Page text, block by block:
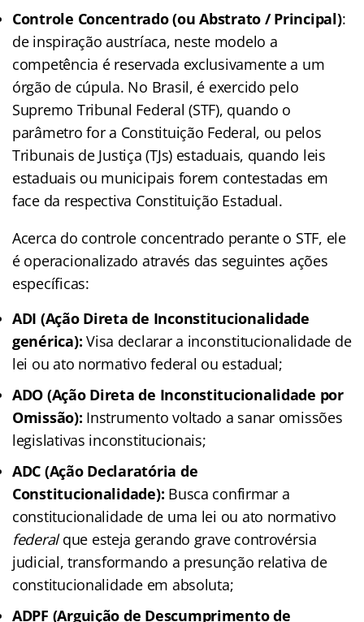
Controle Concentrado (ou Abstrato / Principal):
de inspiração austríaca, neste modelo a
competência é reservada exclusivamente a um
órgão de cúpula. No Brasil, é exercido pelo
Supremo Tribunal Federal (STF), quando o
parâmetro for a Constituição Federal, ou pelos
Tribunais de Justiça (TJs) estaduais, quando leis
estaduais ou municipais forem contestadas em
face da respectiva Constituição Estadual.
Acerca do controle concentrado perante o STF, ele
é operacionalizado através das seguintes ações
específicas:
ADI (Ação Direta de Inconstitucionalidade
genérica): Visa declarar a inconstitucionalidade de
lei ou ato normativo federal ou estadual;
ADO (Ação Direta de Inconstitucionalidade por
Omissão): Instrumento voltado a sanar omissões
legislativas inconstitucionais;
ADC (Ação Declaratória de
Constitucionalidade): Busca confirmar a
constitucionalidade de uma lei ou ato normativo
federalque esteja gerando grave controvérsia
judicial, transformando a presunção relativa de
constitucionalidade em absoluta;
ADPF (Arguição de Descumprimento de